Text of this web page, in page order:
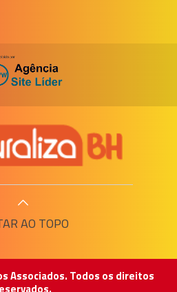
AO TOPO
Associados. Todos os direitos